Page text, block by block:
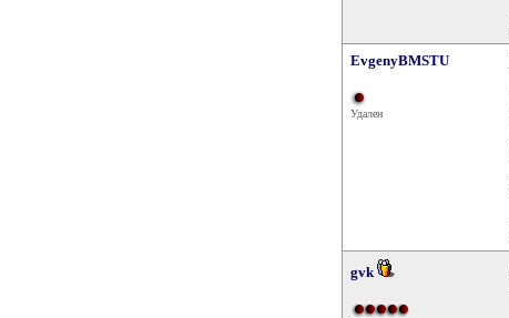
EvgenyBMSTU
Удален
gvk